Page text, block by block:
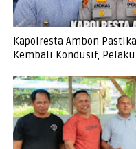
Kapolresta Ambon
Kembali Kondusif,